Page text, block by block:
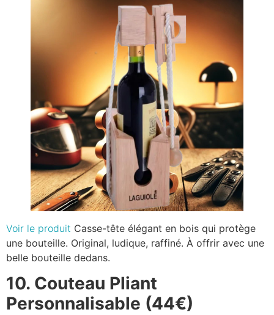
Voir le produit Casse-tête élégant en bois qui protège
une bouteille. Original, ludique, raffiné. À offrir avec une
belle bouteille dedans.
10. Couteau Pliant
Personnalisable (44€)